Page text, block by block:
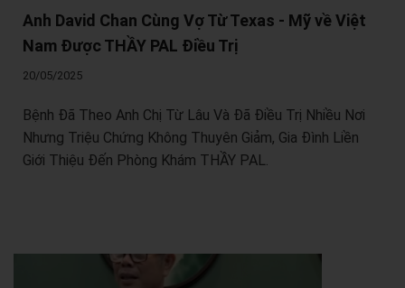
Anh David Chan Cùng Vợ Từ Texas - Mỹ về Việt
Nam Được THẦY PAL Điều Trị
20/05/2025
Bệnh Đã Theo Anh Chị Từ Lâu Và Đã Điều Trị Nhiều Nơi
Nhưng Triệu Chứng Không Thuyên Giảm, Gia Đình Liền
Giới Thiệu Đến Phòng Khám THẦY PAL.